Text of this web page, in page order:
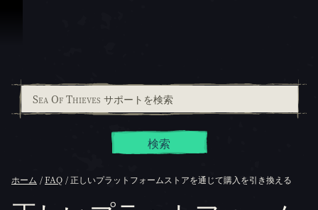
検索
ホーム FAQ 正しいプラットフォームストアを通じて購入を引き換える